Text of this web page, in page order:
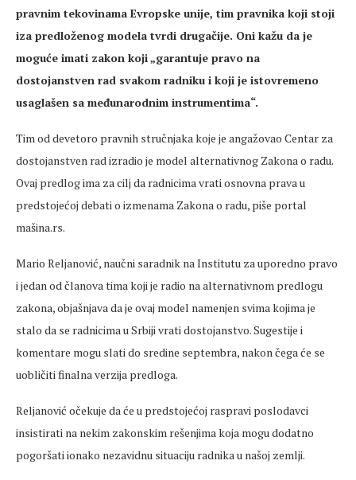
pravnim tekovinama Evropske unije, tim pravnika koji stoji
iza predloženog modela tvrdi drugačije. Oni kažu da je
moguće imati zakon koji „garantuje pravo na
dostojanstven rad svakom radniku i koji je istovremeno
usaglašen sa međunarodnim instrumentima“.
Tim od devetoro pravnih stručnjaka koje je angažovao Centar za
dostojanstven rad izradio je model alternativnog Zakona o radu.
Ovaj predlog ima za cilj da radnicima vrati osnovna prava u
predstojećoj debati o izmenama Zakona o radu, piše portal
mašina.rs.
Mario Reljanović, naučni saradnik na Institutu za uporedno pravo
i jedan od članova tima koji je radio na alternativnom predlogu
zakona, objašnjava da je ovaj model namenjen svima kojima je
stalo da se radnicima u Srbiji vrati dostojanstvo. Sugestije i
komentare mogu slati do sredine septembra, nakon čega će se
uobličiti finalna verzija predloga.
Reljanović očekuje da će u predstojećoj raspravi poslodavci
insistirati na nekim zakonskim rešenjima koja mogu dodatno
pogoršati ionako nezavidnu situaciju radnika u našoj zemlji.